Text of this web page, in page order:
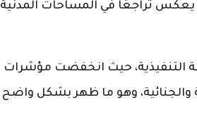
يعكس تراجعًا في المساحات المدنية
التنفيذية، حيث انخفضت مؤشرات
والجنائية، وهو ما ظهر بشكل واضح